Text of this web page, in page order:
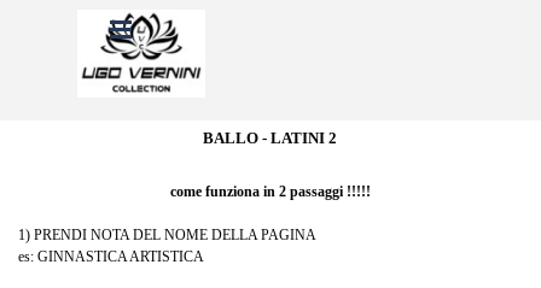
Salta menù
BALLO - LATINI 2
come funziona in 2 passaggi !!!!!
1) PRENDI NOTA DEL NOME DELLA PAGINA
es: GINNASTICA ARTISTICA